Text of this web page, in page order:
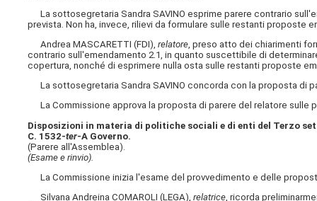
La sottosegretaria Sandra SAVINO esprime parere contrario
prevista. Non ha, invece, rilievi da formulare sulle restanti
Andrea MASCARETTI (FDI),relatore, preso atto dei chiarimenti
contrario sull'emendamento 2.1, in quanto suscettibile di
copertura, nonché di esprimere nulla osta sulle restanti proposte
La sottosegretaria Sandra SAVINO concorda con la proposta di
La Commissione approva la proposta di parere del relatore sulle
Disposizioni in materia di politiche sociali e di enti del Terzo
C. 1532-ter-A Governo.
(Parere all'Assemblea).
(Esame e rinvio).
La Commissione inizia l'esame del provvedimento e delle
Silvana Andreina COMAROLI (LEGA),relatrice, ricorda